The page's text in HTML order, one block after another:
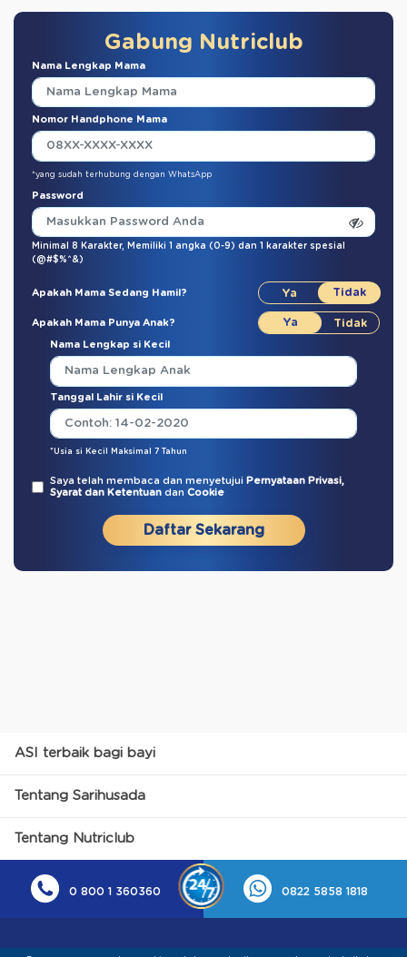
Gabung Nutriclub
Nama Lengkap Mama
Nomor Handphone Mama
*yang sudah terhubung dengan WhatsApp
Password
Minimal 8 Karakter, Memiliki 1 angka (0-9) dan 1 karakter spesial
(@#$%^&)
Apakah Mama Sedang Hamil?
Apakah Mama Punya Anak?
Nama Lengkap si Kecil
Tanggal Lahir si Kecil
*Usia si Kecil Maksimal 7 Tahun
Saya telah membaca dan menyetujui Pernyataan Privasi,
Syarat dan Ketentuan dan Cookie
Daftar Sekarang
ASI terbaik bagi bayi
Tentang Sarihusada
Tentang Nutriclub
0 800 1 360360 0822 5858 1818